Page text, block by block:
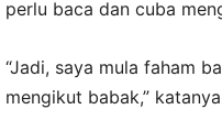
perlu baca dan cuba
“Jadi, saya mula faham
mengikut babak,”